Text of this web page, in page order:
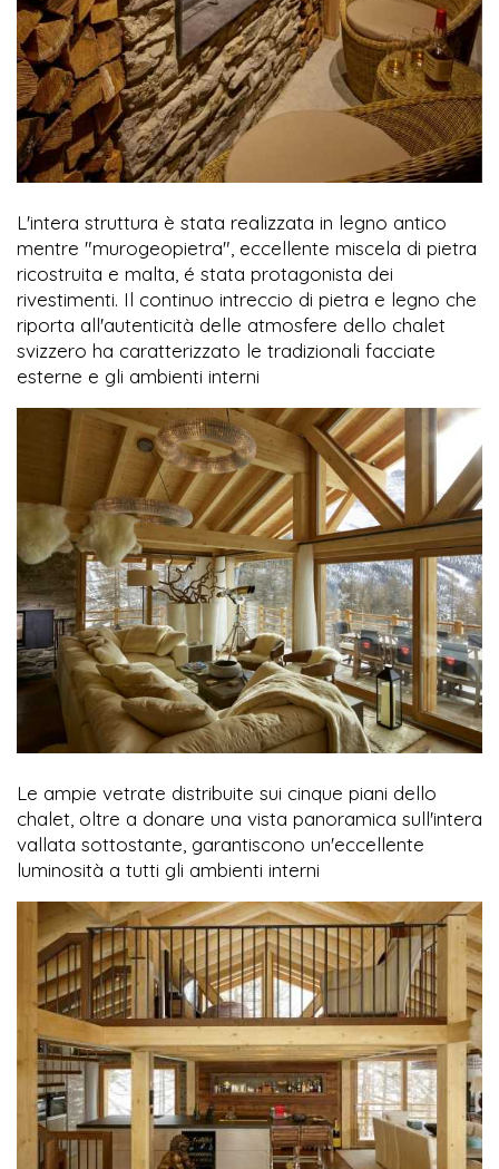
L'intera struttura è stata realizzata in legno antico
mentre "murogeopietra", eccellente miscela di pietra
ricostruita e malta, é stata protagonista dei
rivestimenti. Il continuo intreccio di pietra e legno che
riporta all'autenticità delle atmosfere dello chalet
svizzero ha caratterizzato le tradizionali facciate
esterne e gli ambienti interni
Le ampie vetrate distribuite sui cinque piani dello
chalet, oltre a donare una vista panoramica sull'intera
vallata sottostante, garantiscono un'eccellente
luminosità a tutti gli ambienti interni